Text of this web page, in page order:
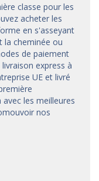
classe pour les
acheter les
en s'asseyant
la cheminée ou
de paiement
express à
UE et livré
les meilleures
nos